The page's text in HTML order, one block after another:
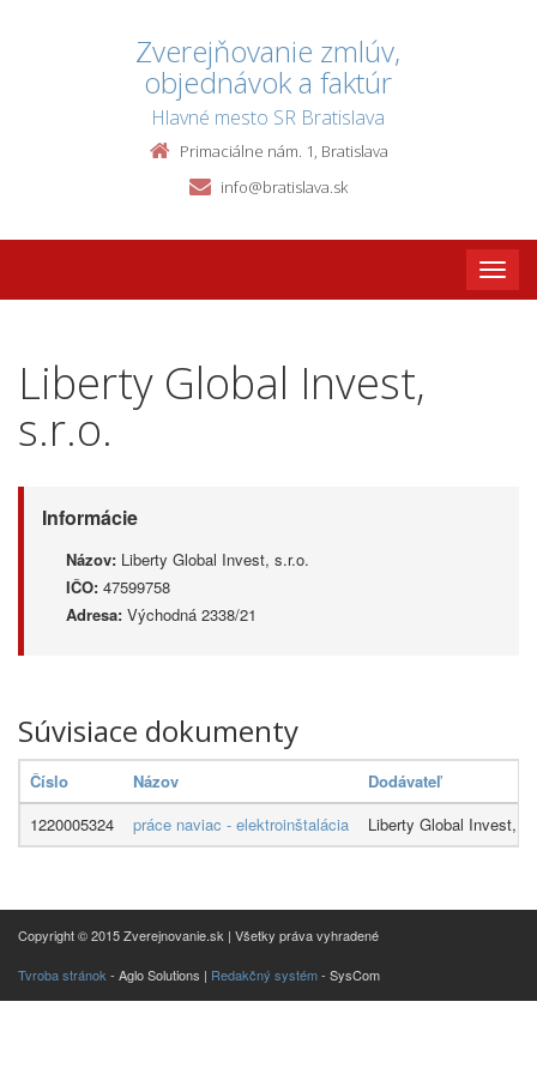
Zverejňovanie zmlúv,
objednávok a faktúr
Hlavné mesto SR Bratislava
Primaciálne nám. 1, Bratislava
info@bratislava.sk
Toggle
Liberty Global Invest,
s.r.o.
Informácie
Názov: Liberty Global Invest, s.r.o.
IČO: 47599758
Adresa: Východná 2338/21
Súvisiace dokumenty
Číslo Názov
Dodávateľ
1220005324
práce naviac - elektroinštalácia Liberty Global Invest,
Copyright © 2015 Zverejnovanie.sk | Všetky práva vyhradené
Tvroba stránok - Aglo Solutions | Redakčný systém- SysCom